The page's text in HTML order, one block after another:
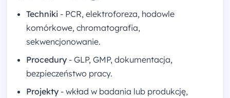
Techniki - PCR, elektroforeza, hodowle
komórkowe, chromatografia,
sekwencjonowanie.
Procedury - GLP, GMP, dokumentacja,
bezpieczeństwo pracy.
Projekty - wkład w badania lub produkcję,